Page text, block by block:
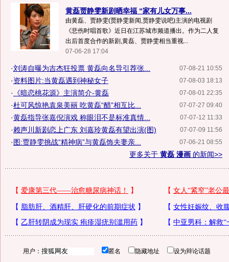
黄磊贾静雯新剧晒幸福 “家有儿女万事...
由黄磊、贾静雯(贾静雯新闻,贾静雯说吧)主演的电视剧
《悲伤时唱首歌》近日在江苏城市频道播出。作为二人复
出后首度合作的新剧,黄磊、贾静雯相当重视...
07-06-28 17:04
07-08-21 10:55
·刘涛自曝为吉杰狂投票 黄磊向名导引荐张...
07-08-03 18:13
·资料图片:当黄磊遇到神秘女子
07-08-01 22:35
· 《暗恋桃花源》主演简介-黄磊
07-07-27 09:40
·杜可风惊艳袁泉美丽 吃黄磊“醋”相互比...
07-07-12 11:33
·黄磊指导张嘉倪演戏 称眼泪不是标准真情...
07-07-09 11:56
·赖声川新剧恋上广东 刘嘉玲黄磊有望出演(图)
07-06-21 08:55
·图:贾静雯挑战“精神病”与黄磊饰夫妻亲...
更多关于 黄磊 漫画 的新闻>>
用户： 匿名 隐藏地址 设为辩论话题